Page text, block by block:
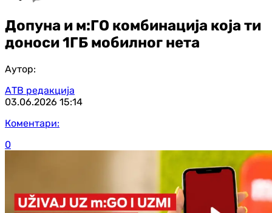
Допуна и м:ГО комбинација која ти
доноси 1ГБ мобилног нета
Аутор:
АТВ редакција
03.06.2026 15:14
Коментари:
0